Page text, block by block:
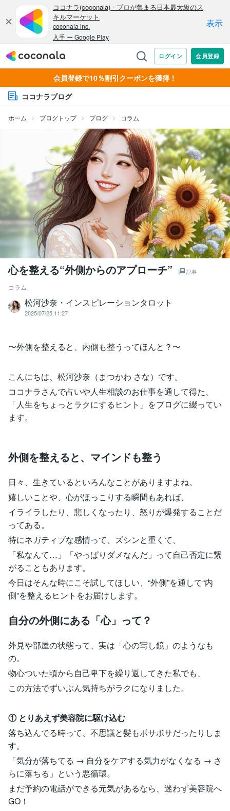
会員登録で10％割引クーポンを獲得！
ココナラブログ
ホーム ブログトップ ブログ コラム
心を整える“外側からのアプローチ” 記事
コラム
松河沙奈・インスピレーションタロット
2025/07/25 11:27
〜外側を整えると、内側も整うってほんと？〜
こんにちは、松河沙奈（まつかわ さな）です。
ココナラさんで占いや人生相談のお仕事を通して得た、
「人生をちょっとラクにするヒント」をブログに綴ってい
ます。
外側を整えると、マインドも整う
日々、生きているといろんなことがありますよね。
嬉しいことや、心がほっこりする瞬間もあれば、
イライラしたり、悲しくなったり、怒りが爆発することだ
ってある。
特にネガティブな感情って、ズシンと重くて、
「私なんて…」「やっぱりダメなんだ」って自己否定に繋
がることもあります。
今日はそんな時にこそ試してほしい、“外側”を通して“内
側”を整えるヒントをお届けします。
自分の外側にある「心」って？
外見や部屋の状態って、実は「心の写し鏡」のようなも
の。
物心ついた頃から自己卑下を繰り返してきた私でも、
この方法でずいぶん気持ちがラクになりました。
① とりあえず美容院に駆け込む
落ち込んでる時って、不思議と髪もボサボサだったりしま
す。
「気分が落ちてる → 自分をケアする気力がなくなる → さ
らに落ちる」という悪循環。
まだ予約の電話ができる元気があるなら、迷わず美容院へ
GO！